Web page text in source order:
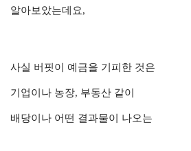
알아보았는데요,
사실 버핏이 예금을 기피한 것은
기업이나 농장, 부동산 같이
배당이나 어떤 결과물이 나오는